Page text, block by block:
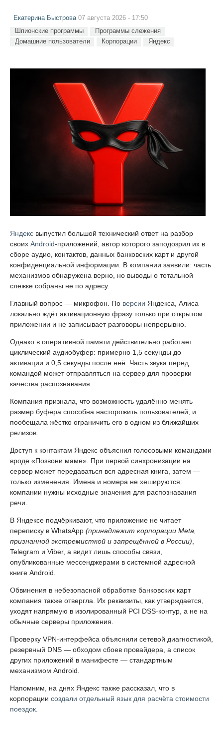
Екатерина Быстрова07 августа 2026 - 17:50
Шпионские программы
Программы слежения
Домашние пользователи
Корпорации Яндекс
Яндекс выпустил большой технический ответ на разбор
своих Android-приложений, автор которого заподозрил их в
сборе аудио, контактов, данных банковских карт и другой
конфиденциальной информации. В компании заявили: часть
механизмов обнаружена верно, но выводы о тотальной
слежке собраны не по адресу.
Главный вопрос — микрофон. По версии Яндекса, Алиса
локально ждёт активационную фразу только при открытом
приложении и не записывает разговоры непрерывно.
Однако в оперативной памяти действительно работает
циклический аудиобуфер: примерно 1,5 секунды до
активации и 0,5 секунды после неё. Часть звука перед
командой может отправляться на сервер для проверки
качества распознавания.
Компания признала, что возможность удалённо менять
размер буфера способна насторожить пользователей, и
пообещала жёстко ограничить его в одном из ближайших
релизов.
Доступ к контактам Яндекс объяснил голосовыми командами
вроде «Позвони маме». При первой синхронизации на
сервер может передаваться вся адресная книга, затем —
только изменения. Имена и номера не хешируются:
компании нужны исходные значения для распознавания
речи.
В Яндексе подчёркивают, что приложение не читает
переписку в WhatsApp (принадлежит корпорации Meta,
признанной экстремисткой и запрещённой в России)
Telegram и Viber, а видит лишь способы связи,
опубликованные мессенджерами в системной адресной
книге Android.
Обвинения в небезопасной обработке банковских карт
компания также отвергла. Их реквизиты, как утверждается,
уходят напрямую в изолированный PCI DSS-контур, а не на
обычные серверы приложения.
Проверку VPN-интерфейса объяснили сетевой диагностикой,
резервный DNS — обходом сбоев провайдера, а список
других приложений в манифесте — стандартным
механизмом Android.
Напомним, на днях Яндекс также рассказал, что в
корпорации создали отдельный язык для расчёта стоимости
поездок